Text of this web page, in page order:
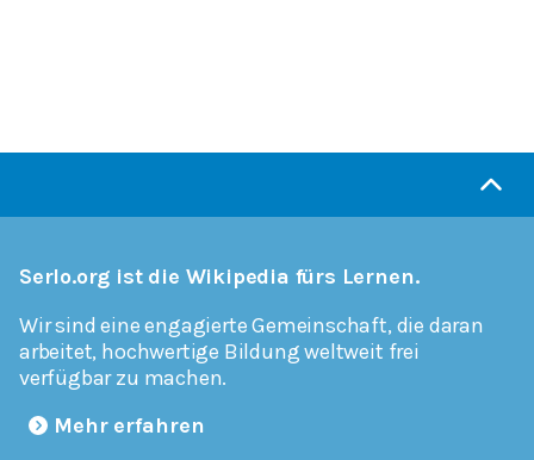
Serlo.org ist die Wikipedia fürs Lernen.
Wir sind eine engagierte Gemeinschaft, die daran
arbeitet, hochwertige Bildung weltweit frei
verfügbar zu machen.
Mehr erfahren